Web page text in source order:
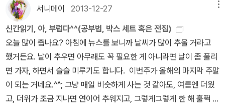
되어 저를 덮쳤다는 것으로 마지막으로 이번 기록은 여기서 마칠까
하는데요. 첫 만남보다 두 번째가 즐거웠던 책은 오랜만이었습니다!
크핫핫핫핫핫핫!!TEXT No. 2341★ [팬카페][트위터][페이스북]
논리적인, 스마트한 작가'라면 그런 무리수는 절대 두지 않을 < 수 >
다. 케이팝스타 참가자가 첫 소절부터 애절한 목소리로 양현석, 박진
영, 유희열로부터 아빠 미소를 짓게 만들다가 느닷없이 하드 락 창법
으로 돌변해서 심사위원들을 어리둥절하게 만드는 꼴이라고느 할까
? 읽다 보면 세 번 ' 뭐지, 이 싼 티 나는 설정은 ??! ' 이라는 절망의
추임새를 내뱉게 된다. 필립 딕의 비약과 비논리'에 당황하게 된다는
말이다. 하지만 놀랍게도 << 필립 딕의 싼 티 나는 비논리 >> 가 그
8권 박스 세트가 나오더니 9권이 나왔어요. ^^원체 마일즈 보르코
시건 시리즈가 좀 길긴하니 박스를 2개로 나눌 예정인가봅니다.이 책
역시 실제 보면 소장하고 싶게 하는 책이예요. 전체 시리즈를 다 꼽아
두면 책등의 그림이 연결되어 하나의 그림을 보여주거든요. 은근 그
런 디자인들 탐이 나긴하죠.^^ 하지만 이 책 역시 그냥 도서관에서 대
출하는걸로...그나저나 초반에는 희망도서로 이 시리즈 구매해주더니
중간에 판타지라고 불가 받아서 좀 벙쪘어요. ^^;; 그후 충격으로 아직
읽지 않고 있었는데 다시 마음 가다듬고 시리즈를 읽어야할것 같습니
서니데이 2013-12-27
신간읽기, 아, 부럽다^^(공부법, 박스 세트 혹은 전집)
오늘 많이 춥나요? 아침에 뉴스를 보니까 날씨가 많이 추울 거라고
했거든요. 날이 추우면 아무래도 꼭 필요한 게 아니라면 날이 좀 풀리
면 가자, 하면서 슬슬 미루기도 합니다. 이번주가 올해의 마지막 주말
이 되는 거네요.^^; 그냥 매일 비슷하게 사는 것 같아도, 여름엔 더웠
고, 더위가 조금 지나면 연이어 추워지고, 그렇게그렇게 한 해 훌쩍 또